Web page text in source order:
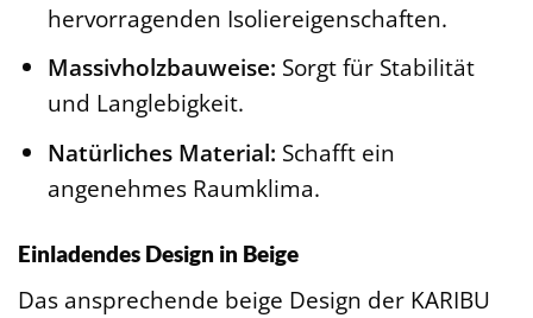
hervorragenden Isoliereigenschaften.
Massivholzbauweise: Sorgt für Stabilität
und Langlebigkeit.
Natürliches Material: Schafft ein
angenehmes Raumklima.
Einladendes Design in Beige
Das ansprechende beige Design der KARIBU